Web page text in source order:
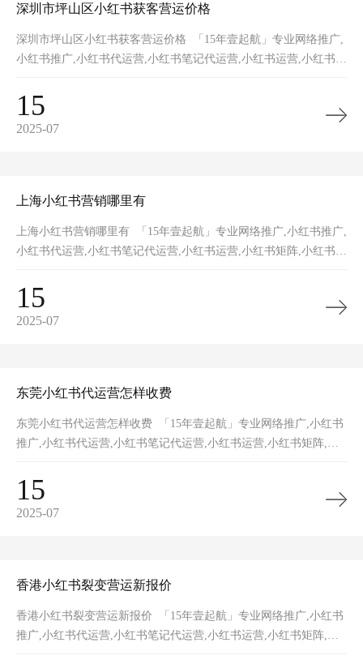
深圳市坪山区小红书获客营运价格
深圳市坪山区小红书获客营运价格 「15年壹起航」专业网络推广,
小红书推广,小红书代运营,小红书笔记代运营,小红书运营,小红书矩
15
2025-07
上海小红书营销哪里有
上海小红书营销哪里有 「15年壹起航」专业网络推广,小红书推广,
小红书代运营,小红书笔记代运营,小红书运营,小红书矩阵,小红书裂
15
2025-07
东莞小红书代运营怎样收费
东莞小红书代运营怎样收费 「15年壹起航」专业网络推广,小红书
推广,小红书代运营,小红书笔记代运营,小红书运营,小红书矩阵,小
15
2025-07
香港小红书裂变营运新报价
香港小红书裂变营运新报价 「15年壹起航」专业网络推广,小红书
推广,小红书代运营,小红书笔记代运营,小红书运营,小红书矩阵,小